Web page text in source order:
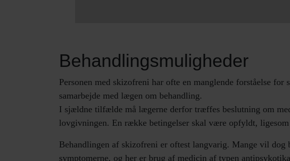
Behandlingsmuligheder
Personen med skizofreni har ofte en manglende forståelse
samarbejde med lægen om behandling.
I sjældne tilfælde må lægerne derfor træffes beslutning om
lovgivningen. En række betingelser skal være opfyldt,
Behandlingen af skizofreni er oftest langvarig. Mange vil
symptomerne, og her er brug af medicin af typen